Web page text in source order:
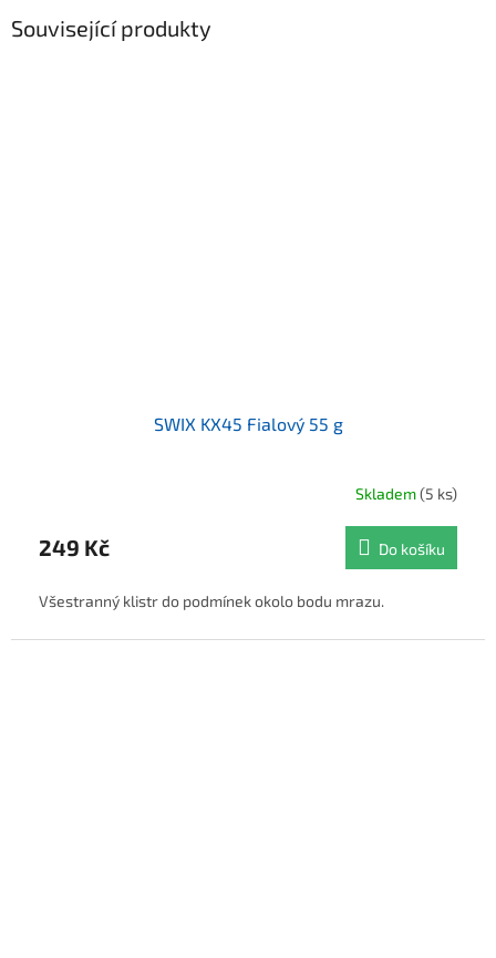
Související produkty
SWIX KX45 Fialový 55 g
Skladem(5 ks)
249 Kč Do košíku
Všestranný klistr do podmínek okolo bodu mrazu.